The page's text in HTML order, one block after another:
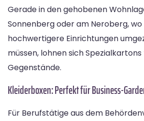
Gerade in den gehobenen
Sonnenberg oder am Neroberg,
hochwertigere Einrichtungen
müssen, lohnen sich
Gegenstände.
Kleiderboxen: Perfekt für Business-
Für Berufstätige aus dem